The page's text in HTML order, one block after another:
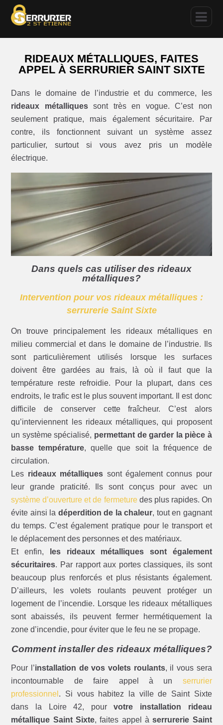
RIDEAUX MÉTALLIQUES, FAITES
APPEL À SERRURIER SAINT SIXTE
Dans le domaine de l’industrie et du commerce, les
rideaux métalliquessont très en vogue. C’est non
seulement pratique, mais également sécuritaire. Par
contre, ils fonctionnent suivant un système assez
particulier, surtout si vous avez pris un modèle
électrique.
Dans quels cas utiliser des rideaux
métalliques?
Intervention pour vos rideaux métalliques :
serrurerie Saint Sixte
On trouve principalement les rideaux métalliques en
milieu commercial et dans le domaine de l’industrie. Ils
sont particulièrement utilisés lorsque les surfaces
doivent être gardées au frais, là où il faut que la
température reste refroidie. Pour la plupart, dans ces
endroits, le trafic est le plus souvent important. Il est donc
difficile de conserver cette fraîcheur. C’est alors
qu’interviennent les rideaux métalliques, qui proposent
un système spécialisé, permettant de garder la pièce à
basse température, quelle que soit la fréquence de
circulation.
Les rideaux métalliques sont également connus pour
leur grande praticité. Ils sont conçus pour avec un
système d’ouverture et de fermeturedes plus rapides. On
évite ainsi la déperdition de la chaleur, tout en gagnant
du temps. C’est également pratique pour le transport et
le déplacement des personnes et des matériaux.
Et enfin,
les rideaux métalliques sont également
sécuritaires. Par rapport aux portes classiques, ils sont
beaucoup plus renforcés et plus résistants également.
D’ailleurs, les volets roulants peuvent protéger un
logement de l’incendie. Lorsque les rideaux métalliques
sont abaissés, ils peuvent fermer hermétiquement la
zone d’incendie, pour éviter que le feu ne se propage.
Comment installer des rideaux métalliques?
Pour l’installation de vos volets roulants, il vous sera
incontournable de faire appel à un serrurier
professionnel . Si vous habitez la ville de Saint Sixte
dans la Loire 42, pourvotre installation rideau
métallique Saint Sixte, faites appel àserrurerie Saint